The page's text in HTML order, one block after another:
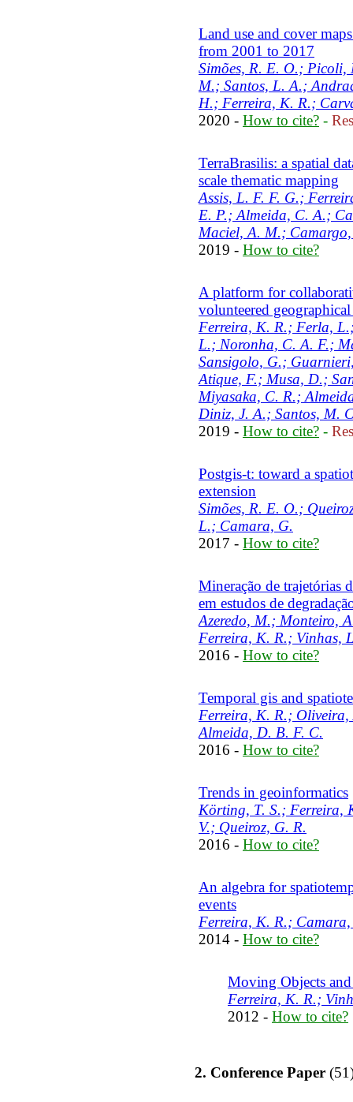
Land use and cover
from 2001 to 2017
Simões, R. E. O.;
M.; Santos, L. A.;
H.; Ferreira, K. R.;
2020 - How to cite? -
TerraBrasilis: a spatial
scale thematic mapping
Assis, L. F. F. G.;
E. P.; Almeida, C. A.;
Maciel, A. M.;
2019 - How to cite?
A platform for
volunteered
Ferreira, K. R.; Ferla,
L.; Noronha, C. A. F.;
Sansigolo, G.;
Atique, F.; Musa, D.;
Miyasaka, C. R.;
Diniz, J. A.; Santos, M.
2019 - How to cite? -
Postgis-t: toward a
extension
Simões, R. E. O.;
L.; Camara, G.
2017 - How to cite?
Mineração de trajetórias
em estudos de
Azeredo, M.; Monteiro,
Ferreira, K. R.; Vinhas,
2016 - How to cite?
Temporal gis and
Ferreira, K. R.;
Almeida, D. B. F. C.
2016 - How to cite?
Trends in geoinformatics
Körting, T. S.; Ferreira,
V.; Queiroz, G. R.
2016 - How to cite?
An algebra for
events
Ferreira, K. R.;
2014 - How to cite?
Moving Objects
Ferreira, K. R.;
2012 - How to cite?
2. Conference Paper